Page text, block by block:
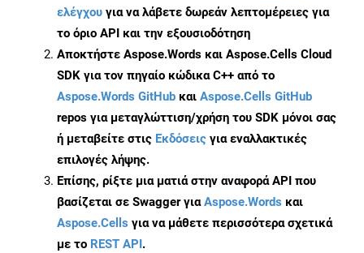
ελέγχου για να λάβετε δωρεάν λεπτομέρειες για
το όριο API και την εξουσιοδότηση
Αποκτήστε Aspose.Words και Aspose.Cells Cloud
SDK για τον πηγαίο κώδικα C++ από το
Aspose.Words GitHub και Aspose.Cells GitHub
repos για μεταγλώττιση/χρήση του SDK μόνοι σας
ή μεταβείτε στις Εκδόσεις για εναλλακτικές
επιλογές λήψης.
Επίσης, ρίξτε μια ματιά στην αναφορά API που
βασίζεται σε Swagger γιαAspose.Words και
Aspose.Cells για να μάθετε περισσότερα σχετικά
με το REST API.